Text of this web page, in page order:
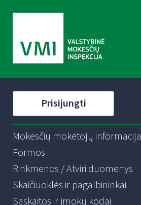
Prisijungti
Mokesčių mokėtojų informacija
Formos
Rinkmenos / Atviri duomenys
Skaičiuoklės ir pagalbininkai
Sąskaitos ir įmokų kodai